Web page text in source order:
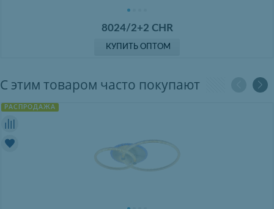
8024/2+2 CHR
КУПИТЬ ОПТОМ
С этим товаром часто покупают
РАСПРОДАЖА